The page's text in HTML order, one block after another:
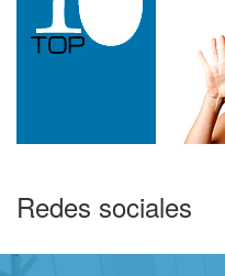
Redes sociales